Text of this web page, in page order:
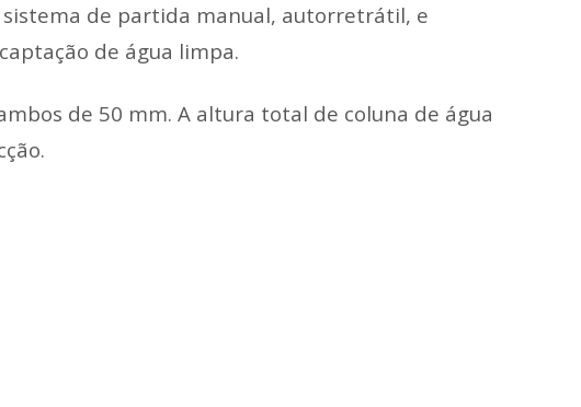
sistema de partida manual, autorretrátil, e
de água limpa.
de 50 mm. A altura total de coluna de água